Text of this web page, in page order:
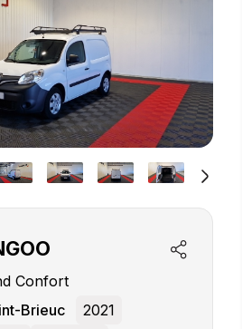
Confort
Brieuc
2021